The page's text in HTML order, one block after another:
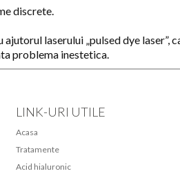
discrete.
laserului „pulsed dye
problema inestetica.
LINK-URI UTILE
Acasa
Tratamente
Acid hialuronic